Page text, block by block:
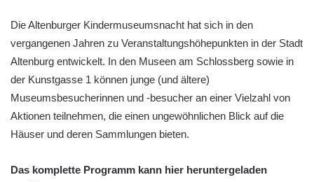
Die Altenburger Kindermuseumsnacht hat sich in den
vergangenen Jahren zu Veranstaltungshöhepunkten in der Stadt
Altenburg entwickelt. In den Museen am Schlossberg sowie in
der Kunstgasse 1 können junge (und ältere)
Museumsbesucherinnen und -besucher an einer Vielzahl von
Aktionen teilnehmen, die einen ungewöhnlichen Blick auf die
Häuser und deren Sammlungen bieten.
Das komplette Programm kann hier heruntergeladen